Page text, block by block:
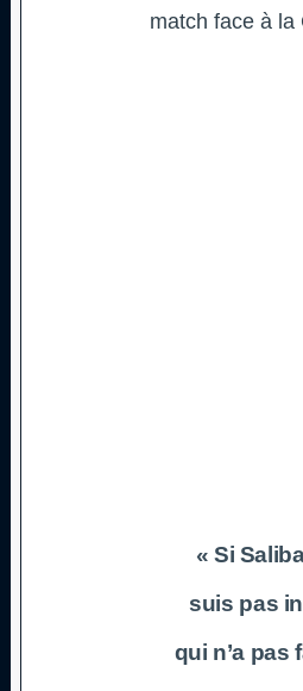
match face à la
« Si
suis pas
qui n’a pas